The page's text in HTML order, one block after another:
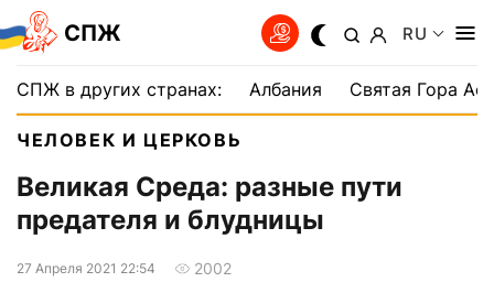
СПЖ RU
СПЖ в других странах: Албания Святая Гора
ЧЕЛОВЕК И ЦЕРКОВЬ
Великая Среда: разные пути
предателя и блудницы
27 Апреля 2021 22:54
2002